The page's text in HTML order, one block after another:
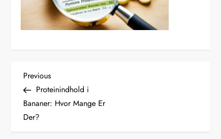
I
n
d
Previous
Post
Previous
Proteinindhold i
Bananer: Hvor Mange Er
Der?